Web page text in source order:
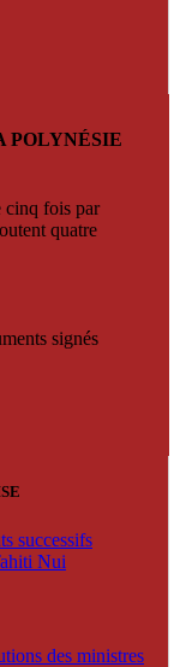
POLYNÉSIE
cinq fois par
quatre
signés
successifs
Nui
des ministres